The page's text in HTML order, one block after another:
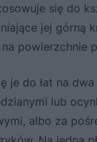
się do
jej górną
powierzchnie
je do łat na
lub
albo za